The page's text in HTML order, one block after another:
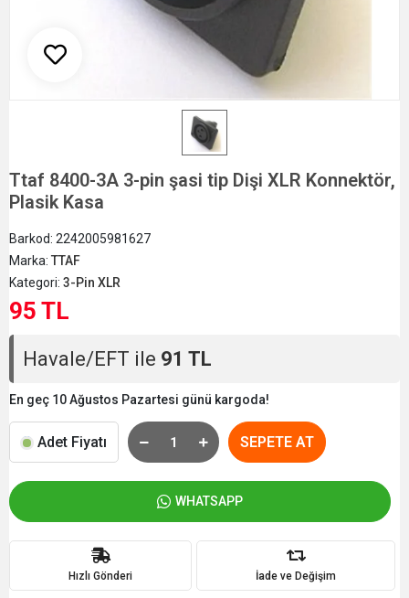
Ttaf 8400-3A 3-pin şasi tip Dişi XLR Konnektör,
Plasik Kasa
Barkod: 2242005981627
Marka: TTAF
Kategori: 3-Pin XLR
95 TL
Havale/EFT ile 91 TL
En geç 10 Ağustos Pazartesi günü kargoda!
Adet Fiyatı SEPETE AT
WHATSAPP
Hızlı Gönderi İade ve Değişim